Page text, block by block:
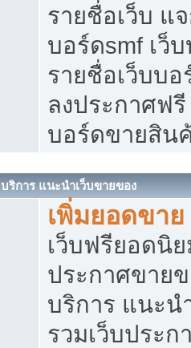
รายชื่อเว็บ แ
บอร์ดsmf เว็
รายชื่อเว็บบ
ลงประกาศฟรี
บอร์ดขายสิน
บริการ แนะนำเว็บขายของ
เพิ่มยอดขา
เว็บฟรียอดนิ
ประกาศขาย
บริการ แนะน
รวมเว็บประก